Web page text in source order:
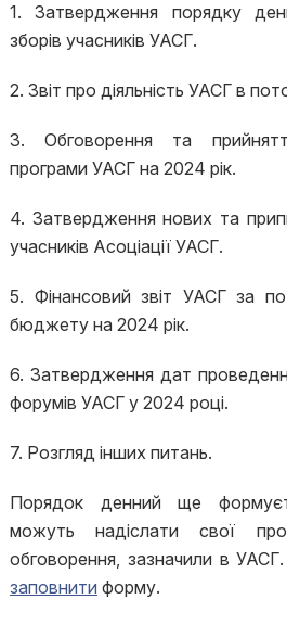
1. Затвердження порядку
зборів учасників УАСГ.
2. Звіт про діяльність УАСГ в
3. Обговорення та
програми УАСГ на 2024 рік.
4. Затвердження нових та
учасників Асоціації УАСГ.
5. Фінансовий звіт УАСГ за
бюджету на 2024 рік.
6. Затвердження дат
форумів УАСГ у 2024 році.
7. Розгляд інших питань.
Порядок денний ще
можуть надіслати свої
обговорення, зазначили в
заповнити форму.